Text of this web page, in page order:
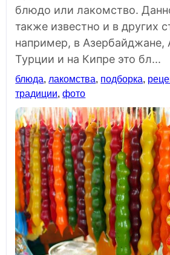
блюдо или лакомство.
также известно и в других
например, в Азербайджане,
Турции и на Кипре это бл...
блюда, лакомства, подборка,
традиции,фото